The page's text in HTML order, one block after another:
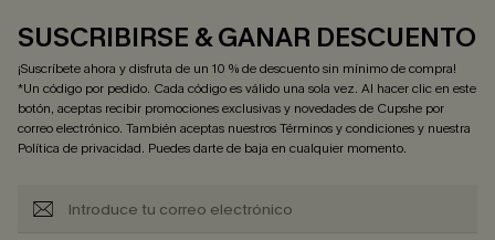
SUSCRIBIRSE & GANAR DESCUENTO
¡Suscríbete ahora y disfruta de un 10 % de descuento sin mínimo de compra!
*Un código por pedido. Cada código es válido una sola vez. Al hacer clic en este
botón, aceptas recibir promociones exclusivas y novedades de Cupshe por
correo electrónico. También aceptas nuestrosTérminos y condicionesy nuestra
Política de privacidad. Puedes darte de baja en cualquier momento.